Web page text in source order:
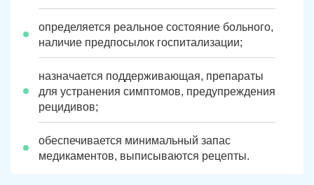
определяется реальное состояние больного,
наличие предпосылок госпитализации;
назначается поддерживающая, препараты
для устранения симптомов, предупреждения
рецидивов;
обеспечивается минимальный запас
медикаментов, выписываются рецепты.